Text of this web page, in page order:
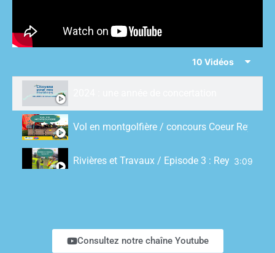
10 Vidéos
Vol en montgolfière / concours Coeur
Rivières et Travaux / Episode 3 : Reyssouze
3:09
Rivières et Travaux / Episode 1 : le Dévorah à
Consultez notre chaîne Youtube